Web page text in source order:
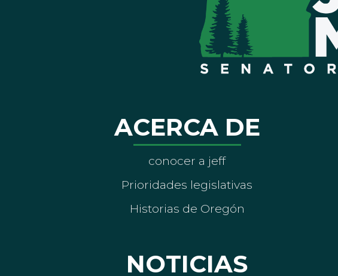
ACERCA DE
conocer a jeff
Prioridades legislativas
Historias de Oregón
NOTICIAS